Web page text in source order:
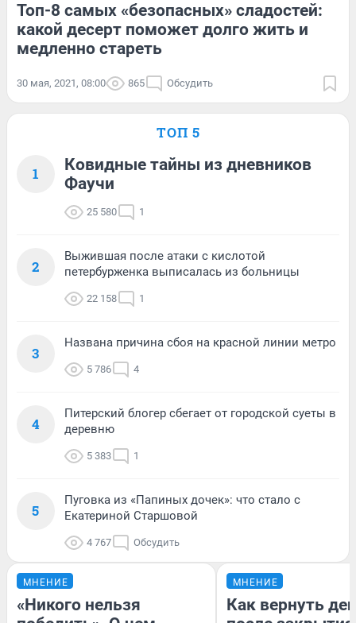
Топ-8 самых «безопасных» сладостей:
какой десерт поможет долго жить и
медленно стареть
30 мая, 2021, 08:00 865 Обсудить
ТОП 5
1
Ковидные тайны из дневников
Фаучи
25 580 1
2
Выжившая после атаки с кислотой
петербурженка выписалась из больницы
22 158 1
3
Названа причина сбоя на красной линии метро
5 786 4
4
Питерский блогер сбегает от городской суеты в
деревню
5 383 1
5
Пуговка из «Папиных дочек»: что стало с
Екатериной Старшовой
4 767 Обсудить
МНЕНИЕ
«Никого нельзя
МНЕНИЕ
Как вернуть